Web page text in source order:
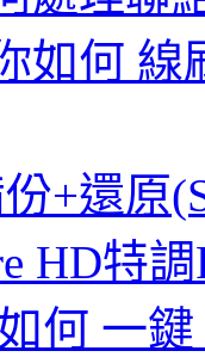
如何 線
+還原
HD特
何 一